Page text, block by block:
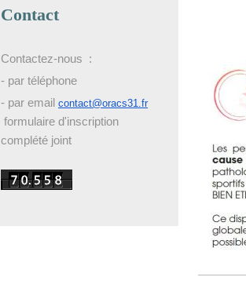
Contact
Contactez-nous :
- par téléphone
- par email contact@oracs31.fr
formulaire d'inscription
complété joint